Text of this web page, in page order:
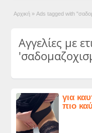
Αρχική » Ads tagged with
Αγγελίες με
για
πιο